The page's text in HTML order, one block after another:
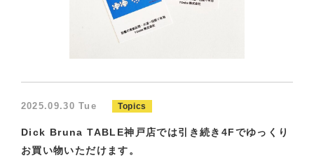
2025.09.30 Tue Topics
Dick Bruna TABLE神戸店では引き続き4Fでゆっくり
お買い物いただけます。